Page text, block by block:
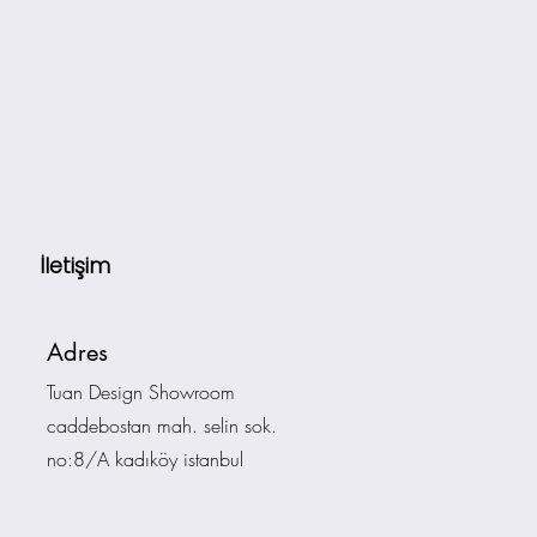
İletişim
Adres
Tuan Design Showroom
caddebostan mah. selin sok.
no:8/A kadıköy istanbul